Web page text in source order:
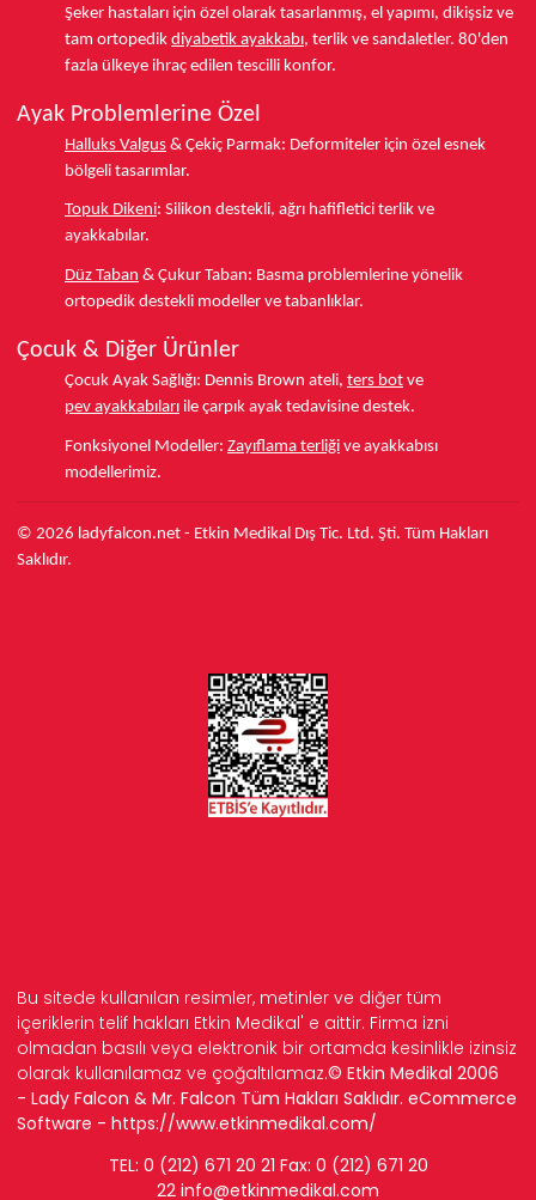
Şeker hastaları için özel olarak tasarlanmış, el yapımı, dikişsiz ve
tam ortopedik diyabetik ayakkabı, terlik ve sandaletler. 80'den
fazla ülkeye ihraç edilen tescilli konfor.
Ayak Problemlerine Özel
Halluks Valgus & Çekiç Parmak: Deformiteler için özel esnek
bölgeli tasarımlar.
Topuk Dikeni: Silikon destekli, ağrı hafifletici terlik ve
ayakkabılar.
Düz Taban & Çukur Taban: Basma problemlerine yönelik
ortopedik destekli modeller ve tabanlıklar.
Çocuk & Diğer Ürünler
Çocuk Ayak Sağlığı: Dennis Brown ateli, ters bot ve
pev ayakkabıları ile çarpık ayak tedavisine destek.
Fonksiyonel Modeller: Zayıflama terliği ve ayakkabısı
modellerimiz.
© 2026 ladyfalcon.net - Etkin Medikal Dış Tic. Ltd. Şti. Tüm Hakları
Saklıdır.
Bu sitede kullanılan resimler, metinler ve diğer tüm
içeriklerin telif hakları Etkin Medikal' e aittir. Firma izni
olmadan basılı veya elektronik bir ortamda kesinlikle izinsiz
olarak kullanılamaz ve çoğaltılamaz.© Etkin Medikal 2006
- Lady Falcon & Mr. Falcon Tüm Hakları Saklıdır. eCommerce
Software - https://www.etkinmedikal.com/
TEL: 0 (212) 671 20 21 Fax: 0 (212) 671 20
22 info@etkinmedikal.com